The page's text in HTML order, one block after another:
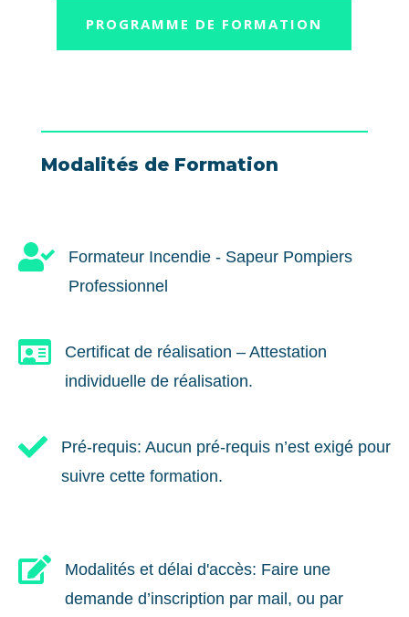
PROGRAMME DE FORMATION
Modalités de Formation

Formateur Incendie - Sapeur Pompiers
Professionnel

Certificat de réalisation – Attestation
individuelle de réalisation.

Pré-requis: Aucun pré-requis n’est exigé pour
suivre cette formation.

Modalités et délai d'accès: Faire une
demande d’inscription par mail, ou par